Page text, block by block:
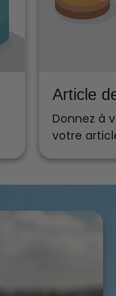
que pour
Article
Donnez à
votre